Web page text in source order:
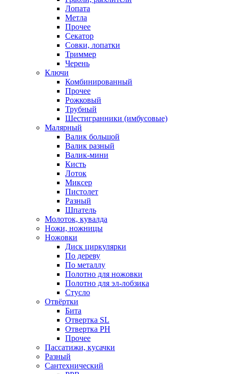
Лопата
Метла
Прочее
Секатор
Совки, лопатки
Триммер
Черень
Ключи
Комбинированный
Прочее
Рожковый
Трубный
Шестигранники (имбусовые)
Малярный
Валик большой
Валик разный
Валик-мини
Кисть
Лоток
Миксер
Пистолет
Разный
Шпатель
Молоток, кувалда
Ножи, ножницы
Ножовки
Диск циркулярки
По дереву
По металлу
Полотно для ножовки
Полотно для эл-лобзика
Стусло
Отвёртки
Бита
Отвертка SL
Отвертка РН
Прочее
Пассатижи, кусачки
Разный
Сантехнический